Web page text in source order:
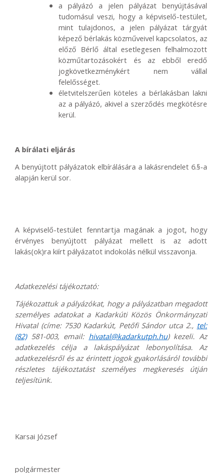
a pályázó a jelen pályázat benyújtásával
tudomásul veszi, hogy a képviselő-testület,
mint tulajdonos, a jelen pályázat tárgyát
képező bérlakás közműveivel kapcsolatos, az
előző Bérlő által esetlegesen felhalmozott
közműtartozásokért és az ebből eredő
jogkövetkezménykért nem vállal
felelősséget.
életvitelszerűen köteles a bérlakásban lakni
az a pályázó, akivel a szerződés megkötésre
kerül.
A bírálati eljárás
A benyújtott pályázatok elbírálására a lakásrendelet 6.§-a
alapján kerül sor.
A képviselő-testület fenntartja magának a jogot, hogy
érvényes benyújtott pályázat mellett is az adott
lakás(ok)ra kiírt pályázatot indokolás nélkül visszavonja.
Adatkezelési tájékoztató:
Tájékozattuk a pályázókat, hogy a pályázatban megadott
személyes adatokat a Kadarkúti Közös Önkormányzati
Hivatal (címe: 7530 Kadarkút, Petőfi Sándor utca 2., tel:
(82)581-003, email: hivatal@kadarkutph.hu) kezeli. Az
adatkezelés célja a lakáspályázat lebonyolítása. Az
adatkezelésről és az érintett jogok gyakorlásáról további
részletes tájékoztatást személyes megkeresés útján
teljesítünk.
Karsai József
polgármester